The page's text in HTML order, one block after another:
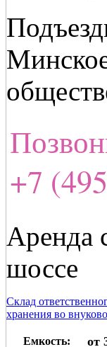
+7
Аренда
шоссе
Склад
хранения во внуково
Емкость: от